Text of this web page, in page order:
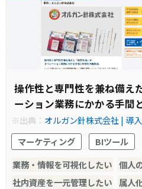
操作性と専門性を兼ね備え
ーション業務にかかる手間
※出典： オルガン針株式会社 | 導
備えた「軽技Web」がオペレーシ
大幅削減。
マーケティング
BIツール
業務・情報を可視化したい 個人
社内資産を一元管理したい
属人